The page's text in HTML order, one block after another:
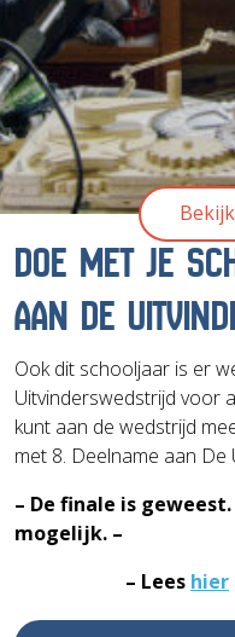
DOE MET JE
AAN DE
Ook dit schooljaar is er
Uitvinderswedstrijd voor
kunt aan de wedstrijd
met 8. Deelname aan
– De finale is
mogelijk. –
– Lees hier